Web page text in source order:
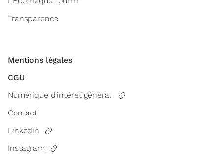
Transparence
Mentions légales
CGU
Numérique d'intérêt général
Contact
Linkedin
Instagram